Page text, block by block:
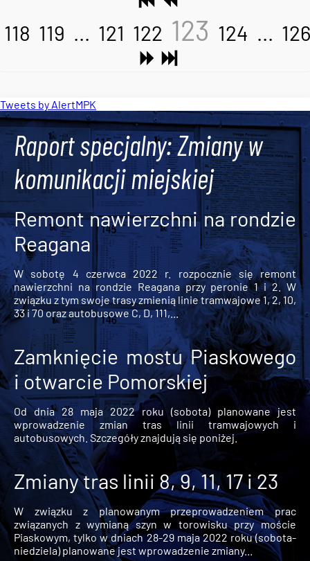
118 119 ... 121 122 123 124 ... 126
Tweets by AlertMPK
Raport specjalny: Zmiany w
komunikacji miejskiej
Remont nawierzchni na rondzie
Reagana
W sobotę 4 czerwca 2022 r. rozpocznie się remont
nawierzchni na rondzie Reagana przy peronie 1 i 2. W
związku z tym swoje trasy zmienią linie tramwajowe 1, 2, 10,
33 i 70 oraz autobusowe C, D, 111,...
Zamknięcie mostu Piaskowego
i otwarcie Pomorskiej
Od dnia 28 maja 2022 roku (sobota) planowane jest
wprowadzenie zmian tras linii tramwajowych i
autobusowych. Szczegóły znajdują się poniżej.
Zmiany tras linii 8, 9, 11, 17 i 23
W związku z planowanym przeprowadzeniem prac
związanych z wymianą szyn w torowisku przy moście
Piaskowym, tylko w dniach 28-29 maja 2022 roku (sobota-
niedziela) planowane jest wprowadzenie zmiany...